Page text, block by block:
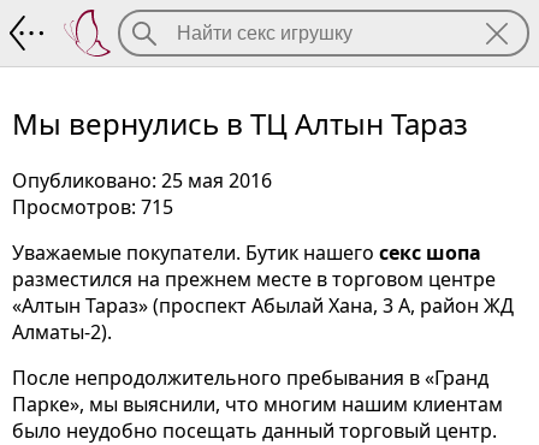
Мы вернулись в ТЦ Алтын Тараз
Опубликовано: 25 мая 2016
Просмотров: 715
Уважаемые покупатели. Бутик нашего секс шопа
разместился на прежнем месте в торговом центре
«Алтын Тараз» (проспект Абылай Хана, 3 А, район ЖД
Алматы-2).
После непродолжительного пребывания в «Гранд
Парке», мы выяснили, что многим нашим клиентам
было неудобно посещать данный торговый центр.
Мы вернулись в ТЦ Алтын Тараз